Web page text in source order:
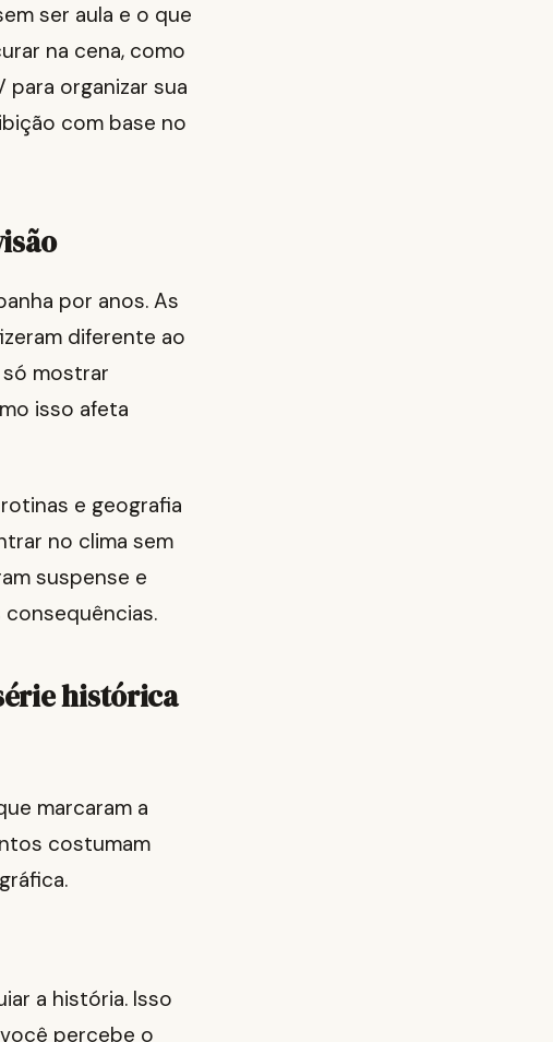
ser aula e o que
na cena, como
para organizar sua
com base no
por anos. As
diferente ao
mostrar
isso afeta
e geografia
no clima sem
suspense e
histórica
marcaram a
costumam
a história. Isso
percebe o